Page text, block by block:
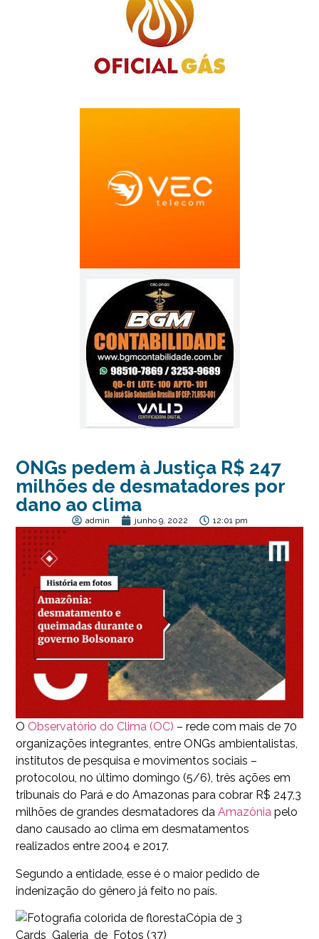
ONGs pedem à Justiça R$ 247
milhões de desmatadores por
dano ao clima
admin junho 9, 2022 12:01 pm
O Observatório do Clima (OC) – rede com mais de 70
organizações integrantes, entre ONGs ambientalistas,
institutos de pesquisa e movimentos sociais –
protocolou, no último domingo (5/6), três ações em
tribunais do Pará e do Amazonas para cobrar R$ 247,3
milhões de grandes desmatadores da Amazônia pelo
dano causado ao clima em desmatamentos
realizados entre 2004 e 2017.
Segundo a entidade, esse é o maior pedido de
indenização do gênero já feito no país.
Cópia de 3
Cards_Galeria_de_Fotos (37)